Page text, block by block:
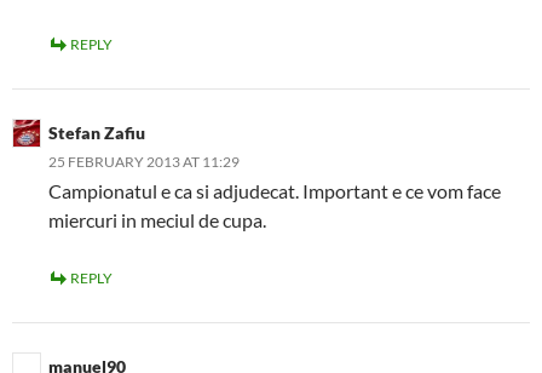
REPLY
Stefan Zafiu
25 FEBRUARY 2013 AT 11:29
Campionatul e ca si adjudecat. Important e ce vom face
miercuri in meciul de cupa.
REPLY
manuel90